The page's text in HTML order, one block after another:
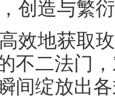
创造与繁
效地获取
不二法门
间绽放出